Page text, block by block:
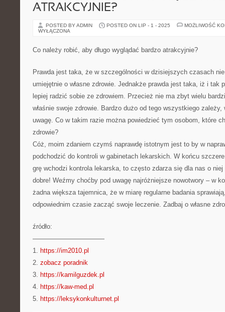
ATRAKCYJNIE?
POSTED BY ADMIN POSTED ON LIP - 1 - 2025
MOŻLIWOŚĆ
WYŁĄCZONA
Co należy robić, aby długo wyglądać bardzo atrakcyjnie?
Prawda jest taka, że w szczególności w dzisiejszych czasach
umiejętnie o własne zdrowie. Jednakże prawda jest taka, iż i tak
lepiej radzić sobie ze zdrowiem. Przecież nie ma zbyt wielu
właśnie swoje zdrowie. Bardzo dużo od tego wszystkiego
uwagę. Co w takim razie można powiedzieć tym osobom, które
zdrowie?
Cóż, moim zdaniem czymś naprawdę istotnym jest to by w
podchodzić do kontroli w gabinetach lekarskich. W końcu
grę wchodzi kontrola lekarska, to często zdarza się dla nas o
dobre! Weźmy choćby pod uwagę najróżniejsze nowotwory – w
żadna większa tajemnica, że w miarę regularne badania
odpowiednim czasie zacząć swoje leczenie. Zadbaj o własne
źródło:
———————————
1. https://im2010.pl
2. zobacz poradnik
3. https://kamilguzdek.pl
4. https://kaw-med.pl
5. https://leksykonkulturnet.pl